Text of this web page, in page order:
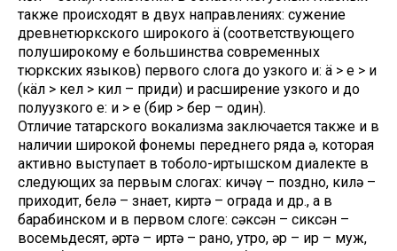
также происходят в двух направлениях: сужение
древнетюркского широкого ä (соответствующего
полуширокому е большинства современных
тюркских языков) первого слога до узкого и: ä > е > и
(кäл > кел > кил – приди) и расширение узкого и до
полуузкого е: и > е (бир > бер – один).
Отличие татарского вокализма заключается также и в
наличии широкой фонемы переднего ряда ə, которая
активно выступает в тоболо-иртышском диалекте в
следующих за первым слогах: кичəү – поздно, килə –
приходит, белə – знает, киртə – ограда и др., а в
барабинском и в первом слоге: сəксəн – сиксəн –
восемьдесят, əртə – иртə – рано, утро, əр – ир – муж,